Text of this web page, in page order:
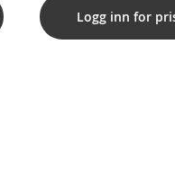
Logg inn for